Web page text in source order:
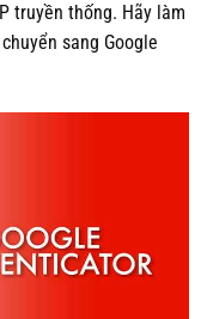
truyền thống. Hãy làm
sang Google